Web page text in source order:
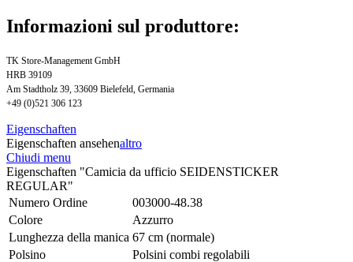
Informazioni sul produttore:
TK Store-Management GmbH
HRB 39109
Am Stadtholz 39, 33609 Bielefeld, Germania
+49 (0)521 306 123
Eigenschaften
Eigenschaften ansehenaltro
Chiudi menu
Eigenschaften "Camicia da ufficio SEIDENSTICKER
REGULAR"
Numero Ordine
003000-48.38
Colore
Azzurro
Lunghezza della manica 67 cm (normale)
Polsino
Polsini combi regolabili